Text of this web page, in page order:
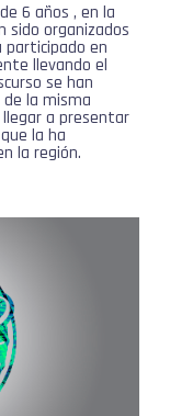
6 años , en la
sido organizados
participado en
llevando el
se han
la misma
a presentar
la ha
la región.